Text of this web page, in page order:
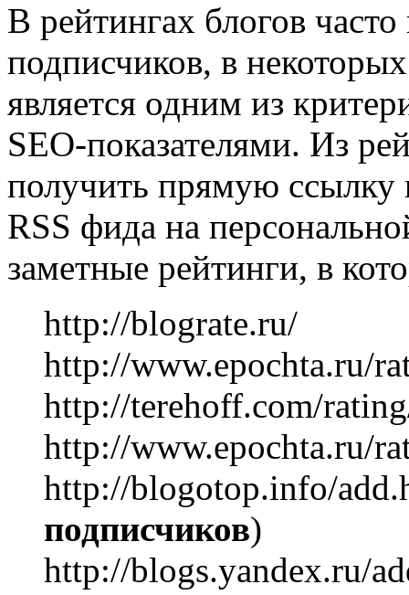
В рейтингах блогов
подписчиков, в
является одним из
SEO-показателями. Из
получить прямую ссылку
RSS фида на
заметные рейтинги, в
http://blograte.ru/
http://www.epochta.ru/
http://terehoff.com/
http://www.epochta.ru/
http://blogotop.info/
подписчиков)
http://blogs.yandex.ru/